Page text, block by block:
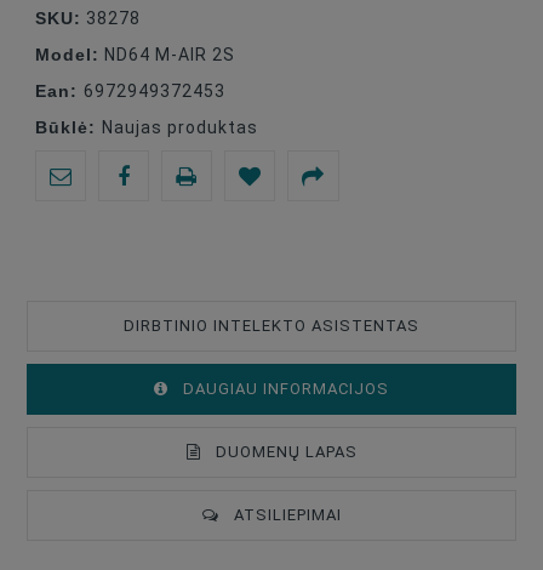
SKU: 38278
Model: ND64 M-AIR 2S
Ean: 6972949372453
Būklė: Naujas produktas
DIRBTINIO INTELEKTO ASISTENTAS
DAUGIAU INFORMACIJOS
DUOMENŲ LAPAS
ATSILIEPIMAI